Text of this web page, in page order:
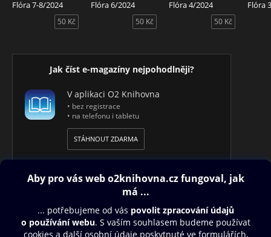
Flóra 7-8/2024
50 Kč
Flóra 6/2024
50 Kč
Flóra 4/2024
50 Kč
Flóra
Jak číst e-magazíny nejpohodlněji?
V aplikaci O2 Knihovna
• bez registrace
• na telefonu i tabletu
STÁHNOUT ZDARMA
Obsah ke stažení